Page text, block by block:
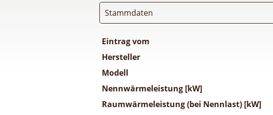
Stammdaten
Eintrag vom
Hersteller
Modell
Nennwärmeleistung [kW]
Raumwärmeleistung (bei Nennlast) [kW]